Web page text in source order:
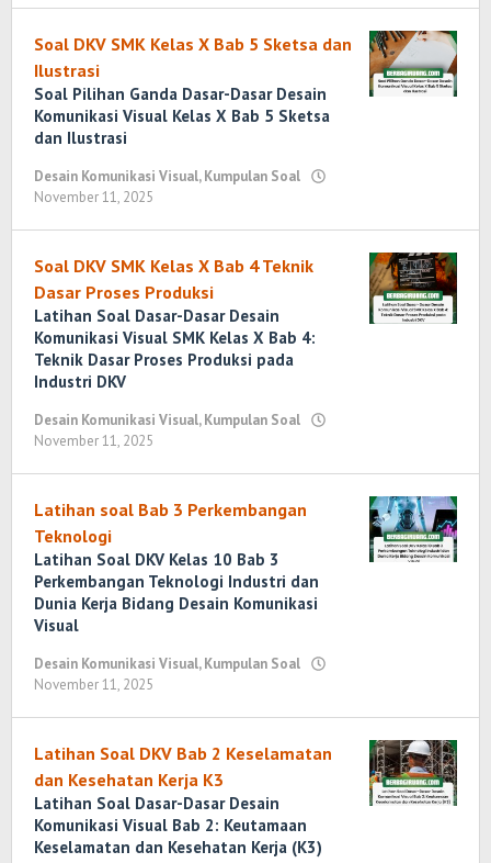
Soal DKV SMK Kelas X Bab 5 Sketsa dan
Ilustrasi
Soal Pilihan Ganda Dasar-Dasar Desain
Komunikasi Visual Kelas X Bab 5 Sketsa
dan Ilustrasi
Desain Komunikasi Visual,Kumpulan Soal
November 11, 2025
Soal DKV SMK Kelas X Bab 4 Teknik
Dasar Proses Produksi
Latihan Soal Dasar-Dasar Desain
Komunikasi Visual SMK Kelas X Bab 4:
Teknik Dasar Proses Produksi pada
Industri DKV
Desain Komunikasi Visual,Kumpulan Soal
November 11, 2025
Latihan soal Bab 3 Perkembangan
Teknologi
Latihan Soal DKV Kelas 10 Bab 3
Perkembangan Teknologi Industri dan
Dunia Kerja Bidang Desain Komunikasi
Visual
Desain Komunikasi Visual,Kumpulan Soal
November 11, 2025
Latihan Soal DKV Bab 2 Keselamatan
dan Kesehatan Kerja K3
Latihan Soal Dasar-Dasar Desain
Komunikasi Visual Bab 2: Keutamaan
Keselamatan dan Kesehatan Kerja (K3)